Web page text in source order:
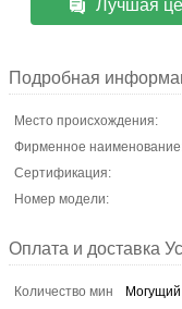
Лучшая
Подробная
Место происхождения:
Фирменное
Сертификация:
Номер модели:
Оплата и доставка
Количество мин